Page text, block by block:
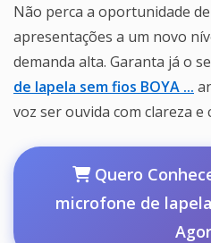
Não perca a oportunidade
apresentações a um novo
demanda alta. Garanta já o
de lapela sem fios BOYA ...
voz ser ouvida com clareza e
Quero
microfone de